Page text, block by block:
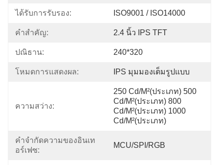
ได้รับการรับรอง: ISO9001 / ISO14000
คำสำคัญ: 2.4 นิ้ว IPS TFT
ปณิธาน: 240*320
โหมดการแสดงผล: IPS มุมมองเต็มรูปแบบ
ความสว่าง:
250 Cd/m²(ประเภท) 500
Cd/m²(ประเภท) 800
Cd/m²(ประเภท) 1000
Cd/m²(ประเภท)
คำจำกัดความของอินเท
อร์เฟซ:
MCU/SPI/RGB